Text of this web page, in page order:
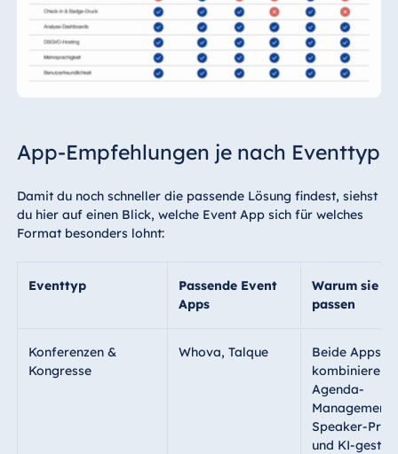
App-Empfehlungen je nach Eventtyp
Damit du noch schneller die passende Lösung findest, siehst
du hier auf einen Blick, welche Event App sich für welches
Format besonders lohnt:
Eventtyp
Passende Event
Apps
Warum sie
passen
Konferenzen &
Kongresse
Whova, Talque Beide Apps
kombinieren
Agenda-
Management,
Speaker-
und KI-